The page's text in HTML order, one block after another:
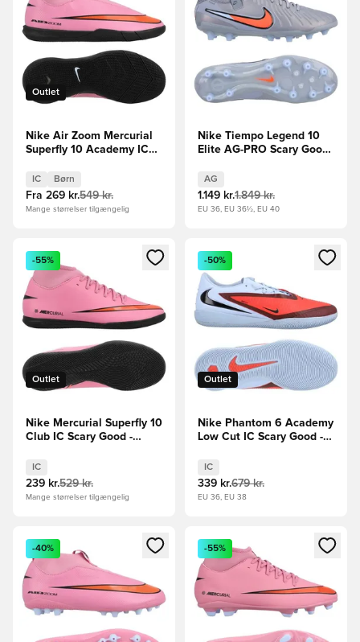
Outlet
Nike Air Zoom Mercurial
Superfly 10 Academy IC
Pink/Sort/Orange Børn
IC Børn
Fra 269 kr.549 kr.
Mange størrelser tilgængelig
Nike Tiempo Legend 10
Elite AG-PRO Scary Good
AG
1.149 kr.1.849 kr.
EU 36, EU 36½, EU 40
Åbner en Modal til at logge ind eller tilmelde dig som
Outlet
-55%
Nike Mercurial Superfly 10
Club IC Scary Good -
IC
239 kr.529 kr.
Mange størrelser tilgængelig
Åbner en Modal til at logge
Outlet
-50%
Nike Phantom 6 Academy
Low Cut IC Scary Good -
IC
339 kr.679 kr.
EU 36, EU 38
Åbner en Modal til at logge ind eller tilmelde dig som
-40%
Åbner en Modal til at logge
-55%